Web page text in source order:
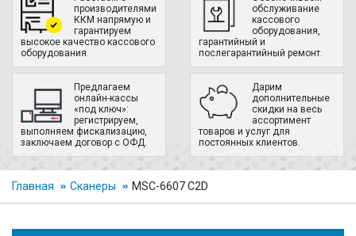
производителями
ККМ напрямую и
гарантируем
высокое качество кассового
оборудования.
обслуживание
кассового
оборудования,
гарантийный и
послегарантийный ремонт.
Предлагаем
онлайн-кассы
«под ключ»:
регистрируем,
выполняем фискализацию,
заключаем договор с ОФД.
Дарим
дополнительные
скидки на весь
ассортимент
товаров и услуг для
постоянных клиентов.
Главная Сканеры MSC-6607 C2D